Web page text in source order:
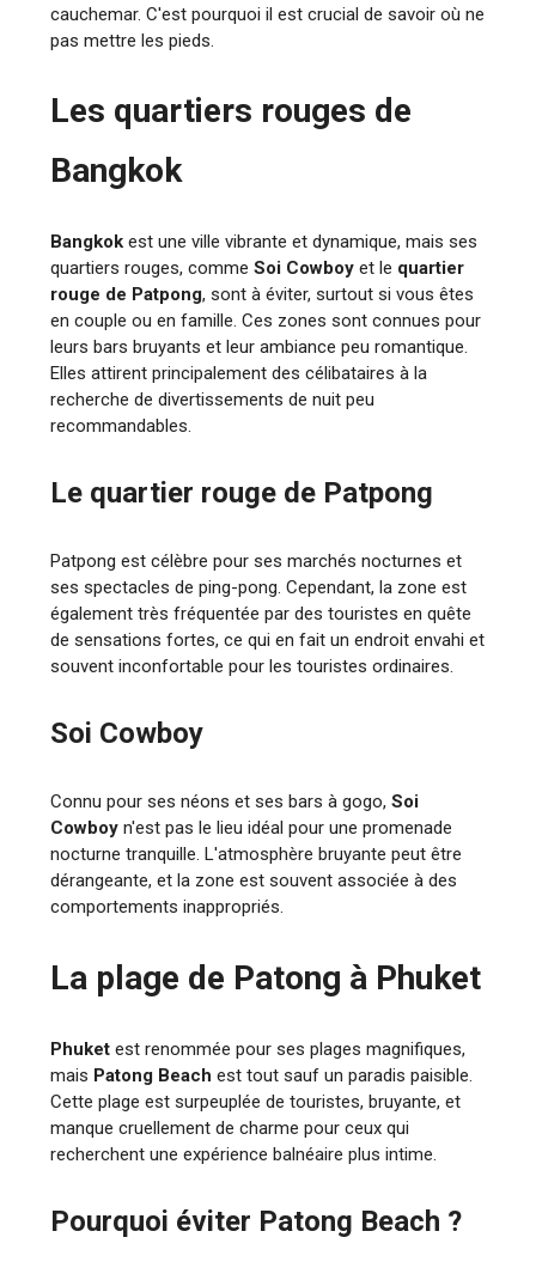
cauchemar. C'est pourquoi il est crucial de savoir où ne
pas mettre les pieds.
Les quartiers rouges de
Bangkok
Bangkok est une ville vibrante et dynamique, mais ses
quartiers rouges, commeSoi Cowboy et le quartier
rouge de Patpong, sont à éviter, surtout si vous êtes
en couple ou en famille. Ces zones sont connues pour
leurs bars bruyants et leur ambiance peu romantique.
Elles attirent principalement des célibataires à la
recherche de divertissements de nuit peu
recommandables.
Le quartier rouge de Patpong
Patpong est célèbre pour ses marchés nocturnes et
ses spectacles de ping-pong. Cependant, la zone est
également très fréquentée par des touristes en quête
de sensations fortes, ce qui en fait un endroit envahi et
souvent inconfortable pour les touristes ordinaires.
Soi Cowboy
Connu pour ses néons et ses bars à gogo,Soi
Cowboy n'est pas le lieu idéal pour une promenade
nocturne tranquille. L'atmosphère bruyante peut être
dérangeante, et la zone est souvent associée à des
comportements inappropriés.
La plage de Patong à Phuket
Phuket est renommée pour ses plages magnifiques,
mais Patong Beach est tout sauf un paradis paisible.
Cette plage est surpeuplée de touristes, bruyante, et
manque cruellement de charme pour ceux qui
recherchent une expérience balnéaire plus intime.
Pourquoi éviter Patong Beach ?